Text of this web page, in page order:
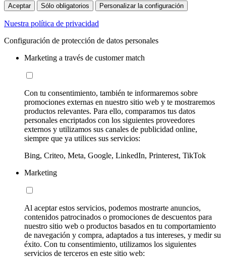
Aceptar Sólo obligatorios Personalizar la configuración
Nuestra política de privacidad
Configuración de protección de datos personales
Marketing a través de customer match
Con tu consentimiento, también te informaremos sobre
promociones externas en nuestro sitio web y te mostraremos
productos relevantes. Para ello, comparamos tus datos
personales encriptados con los siguientes proveedores
externos y utilizamos sus canales de publicidad online,
siempre que ya utilices sus servicios:
Bing, Criteo, Meta, Google, LinkedIn, Printerest, TikTok
Marketing
Al aceptar estos servicios, podemos mostrarte anuncios,
contenidos patrocinados o promociones de descuentos para
nuestro sitio web o productos basados en tu comportamiento
de navegación y compra, adaptados a tus intereses, y medir su
éxito. Con tu consentimiento, utilizamos los siguientes
servicios de terceros en este sitio web: